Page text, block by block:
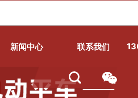
新闻中心 联系我们